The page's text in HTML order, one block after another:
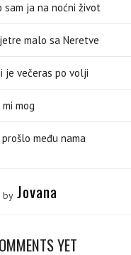
sam ja na noćni život
malo sa Neretve
je večeras po volji
mog
među nama
by Jovana
YET